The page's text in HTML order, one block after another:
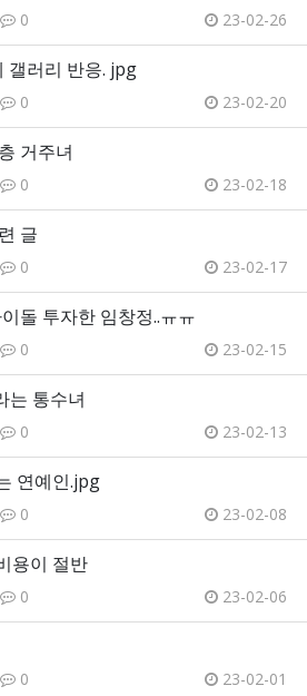
0 23-02-26
갤러리 반응. jpg
0 23-02-20
거주녀
0 23-02-18
글
0 23-02-17
돌 투자한 임창정..ㅠㅠ
0 23-02-15
는 통수녀
0 23-02-13
연예인.jpg
0 23-02-08
용이 절반
0 23-02-06
0 23-02-01